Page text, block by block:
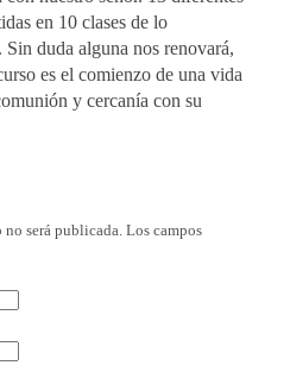
en 10 clases de lo
duda alguna nos renovará,
es el comienzo de una vida
y cercanía con su
será publicada. Los campos